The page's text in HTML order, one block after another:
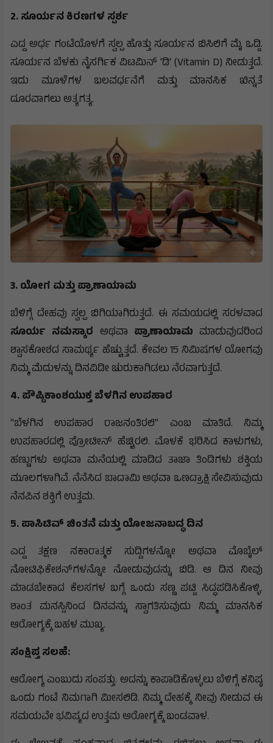
2. ಸೂರ್ಯನ ಕಿರಣಗಳ ಸ್ಪರ್ಶ
​ಎದ್ದ ಅರ್ಧ ಗಂಟೆಯೊಳಗೆ ಸ್ವಲ್ಪ ಹೊತ್ತು ಸೂರ್ಯನ ಬಿಸಿಲಿಗೆ ಮೈ ಒಡ್ಡಿ.
ಸೂರ್ಯನ ಬೆಳಕು ನೈಸರ್ಗಿಕ ವಿಟಮಿನ್ 'ಡಿ' (Vitamin D) ನೀಡುತ್ತದೆ.
ಇದು ಮೂಳೆಗಳ ಬಲವರ್ಧನೆಗೆ ಮತ್ತು ಮಾನಸಿಕ ಖಿನ್ನತೆ
ದೂರವಾಗಲು ಅತ್ಯಗತ್ಯ.
3. ಯೋಗ ಮತ್ತು ಪ್ರಾಣಾಯಾಮ
​ಬೆಳಿಗ್ಗೆ ದೇಹವು ಸ್ವಲ್ಪ ಬಿಗಿಯಾಗಿರುತ್ತದೆ. ಈ ಸಮಯದಲ್ಲಿ ಸರಳವಾದ
ಸೂರ್ಯ ನಮಸ್ಕಾರ ಅಥವಾ ಪ್ರಾಣಾಯಾಮ ಮಾಡುವುದರಿಂದ
ಶ್ವಾಸಕೋಶದ ಸಾಮರ್ಥ್ಯ ಹೆಚ್ಚುತ್ತದೆ. ಕೇವಲ 15 ನಿಮಿಷಗಳ ಯೋಗವು
ನಿಮ್ಮ ಮೆದುಳನ್ನು ದಿನವಿಡೀ ಚುರುಕಾಗಿಡಲು ನೆರವಾಗುತ್ತದೆ.
4. ಪೌಷ್ಟಿಕಾಂಶಯುಕ್ತ ಬೆಳಗಿನ ಉಪಹಾರ
​"ಬೆಳಗಿನ ಉಪಹಾರ ರಾಜನಂತಿರಲಿ" ಎಂಬ ಮಾತಿದೆ. ನಿಮ್ಮ
ಉಪಹಾರದಲ್ಲಿ ಪ್ರೋಟೀನ್ ಹೆಚ್ಚಿರಲಿ. ಮೊಳಕೆ ಭರಿಸಿದ ಕಾಳುಗಳು,
ಹಣ್ಣುಗಳು ಅಥವಾ ಮನೆಯಲ್ಲಿ ಮಾಡಿದ ತಾಜಾ ತಿಂಡಿಗಳು ಶಕ್ತಿಯ
ಮೂಲಗಳಾಗಿವೆ. ನೆನೆಸಿದ ಬಾದಾಮಿ ಅಥವಾ ಒಣದ್ರಾಕ್ಷಿ ಸೇವಿಸುವುದು
ನೆನಪಿನ ಶಕ್ತಿಗೆ ಉತ್ತಮ.
5. ಪಾಸಿಟಿವ್ ಚಿಂತನೆ ಮತ್ತು ಯೋಜನಾಬದ್ಧ ದಿನ
​ಎದ್ದ ತಕ್ಷಣ ನಕಾರಾತ್ಮಕ ಸುದ್ದಿಗಳನ್ನೋ ಅಥವಾ ಮೊಬೈಲ್
ನೋಟಿಫಿಕೇಶನ್‌ಗಳನ್ನೋ ನೋಡುವುದನ್ನು ಬಿಡಿ. ಆ ದಿನ ನೀವು
ಮಾಡಬೇಕಾದ ಕೆಲಸಗಳ ಬಗ್ಗೆ ಒಂದು ಸಣ್ಣ ಪಟ್ಟಿ ಸಿದ್ಧಪಡಿಸಿಕೊಳ್ಳಿ.
ಶಾಂತ ಮನಸ್ಸಿನಿಂದ ದಿನವನ್ನು ಸ್ವಾಗತಿಸುವುದು ನಿಮ್ಮ ಮಾನಸಿಕ
ಆರೋಗ್ಯಕ್ಕೆ ಬಹಳ ಮುಖ್ಯ.
ಸಂಕ್ಷಿಪ್ತ ಸಲಹೆ:
ಆರೋಗ್ಯ ಎಂಬುದು ಸಂಪತ್ತು. ಅದನ್ನು ಕಾಪಾಡಿಕೊಳ್ಳಲು ಬೆಳಿಗ್ಗೆ ಕನಿಷ್ಠ
ಒಂದು ಗಂಟೆ ನಿಮಗಾಗಿ ಮೀಸಲಿಡಿ. ನಿಮ್ಮ ದೇಹಕ್ಕೆ ನೀವು ನೀಡುವ ಈ
ಸಮಯವೇ ಭವಿಷ್ಯದ ಉತ್ತಮ ಆರೋಗ್ಯಕ್ಕೆ ಬಂಡವಾಳ.